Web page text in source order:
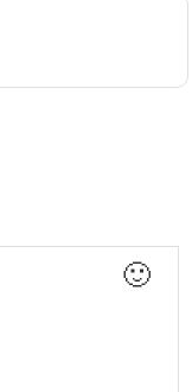
🙂